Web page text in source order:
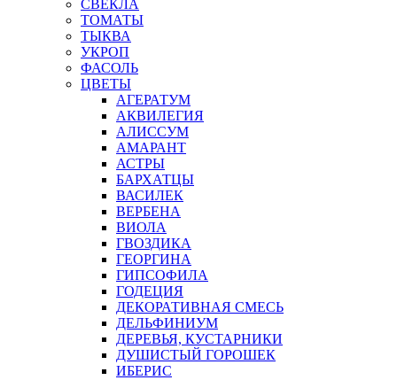
СВЕКЛА
ТОМАТЫ
ТЫКВА
УКРОП
ФАСОЛЬ
ЦВЕТЫ
АГЕРАТУМ
АКВИЛЕГИЯ
АЛИССУМ
АМАРАНТ
АСТРЫ
БАРХАТЦЫ
ВАСИЛЕК
ВЕРБЕНА
ВИОЛА
ГВОЗДИКА
ГЕОРГИНА
ГИПСОФИЛА
ГОДЕЦИЯ
ДЕКОРАТИВНАЯ СМЕСЬ
ДЕЛЬФИНИУМ
ДЕРЕВЬЯ, КУСТАРНИКИ
ДУШИСТЫЙ ГОРОШЕК
ИБЕРИС